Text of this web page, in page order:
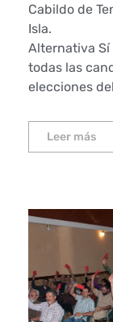
Cabildo de
Isla.
Alternativa
todas las
elecciones
Leer más